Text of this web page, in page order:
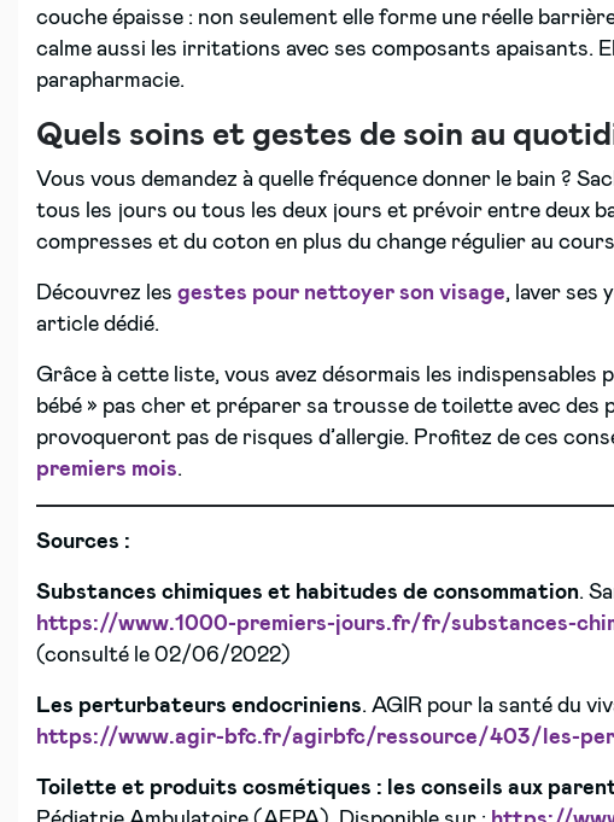
couche épaisse : non seulement elle forme une réelle
calme aussi les irritations avec ses composants apaisants.
parapharmacie.
Quels soins et gestes de soin au
Vous vous demandez à quelle fréquence donner le bain ?
tous les jours ou tous les deux jours et prévoir entre deux
compresses et du coton en plus du change régulier au
Découvrez les gestes pour nettoyer son visage, laver ses
article dédié.
Grâce à cette liste, vous avez désormais les
bébé » pas cher et préparer sa trousse de toilette avec
provoqueront pas de risques d’allergie. Profitez de ces
premiers mois.
Sources :
Substances chimiques et habitudes de consommation.
https://www.1000-premiers-jours.fr/fr/substances-
(consulté le 02/06/2022)
Les perturbateurs endocriniens. AGIR pour la santé du
https://www.agir-bfc.fr/agirbfc/ressource/403/les-
Toilette et produits cosmétiques : les conseils aux